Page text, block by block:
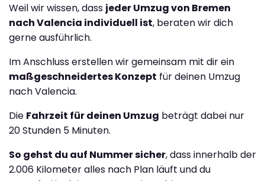
Weil wir wissen, dass jeder Umzug von Bremen
nach Valencia individuell ist, beraten wir dich
gerne ausführlich.
Im Anschluss erstellen wir gemeinsam mit dir ein
maßgeschneidertes Konzept für deinen Umzug
nach Valencia.
Die Fahrzeit für deinen Umzug beträgt dabei nur
20 Stunden 5 Minuten.
So gehst du auf Nummer sicher, dass innerhalb der
2.006 Kilometer alles nach Plan läuft und du